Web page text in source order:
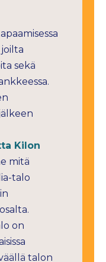
sekä
Kilon
mitä
talo
on
talon